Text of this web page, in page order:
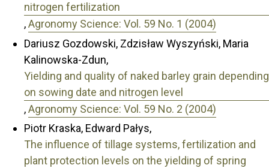
nitrogen fertilization
,Agronomy Science: Vol. 59 No. 1 (2004)
Dariusz Gozdowski, Zdzisław Wyszyński, Maria
Kalinowska-Zdun,
Yielding and quality of naked barley grain depending
on sowing date and nitrogen level
,Agronomy Science: Vol. 59 No. 2 (2004)
Piotr Kraska, Edward Pałys,
The influence of tillage systems, fertilization and
plant protection levels on the yielding of spring